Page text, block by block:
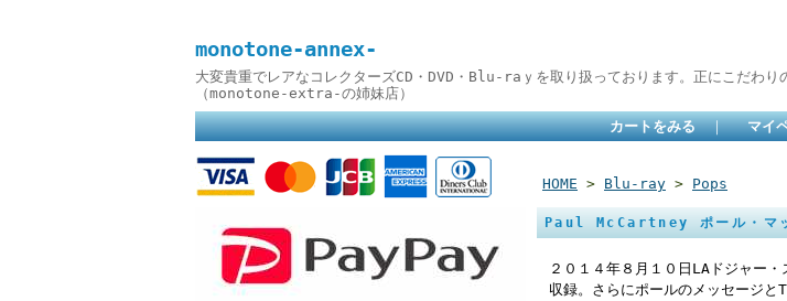
monotone-annex-
大変貴重でレアなコレクターズCD・DVD・Blu-raｙを取り扱っております。正にこだわり
（monotone-extra-の姉妹店）
カートをみる ｜ マイ
HOME > Blu-ray > Pops
Paul McCartney ポール・
２０１４年８月１０日LAドジャー
収録。さらにポールのメッセージと